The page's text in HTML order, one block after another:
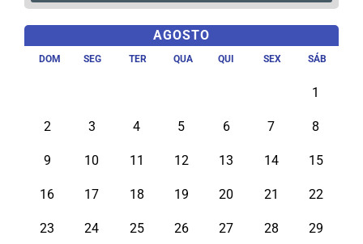
AGOSTO
DOM SEG TER QUA QUI SEX SÁB
1
2 3 4 5 6 7 8
9 10 11 12 13 14 15
16 17 18 19 20 21 22
23 24 25 26 27 28 29